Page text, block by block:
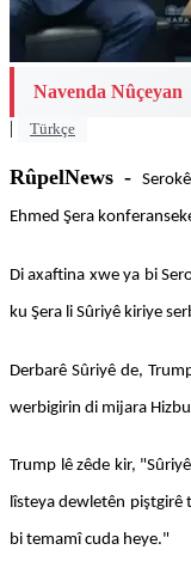
Navenda Nûçeyan
|
Türkçe
RûpelNews -
Ehmed Şera
Di axaftina xwe ya bi
ku Şera li Sûriyê kiriye
Derbarê Sûriyê de,
werbigirin di mijara
Trump lê zêde kir,
lîsteya dewletên piştgirê
bi temamî cuda heye."